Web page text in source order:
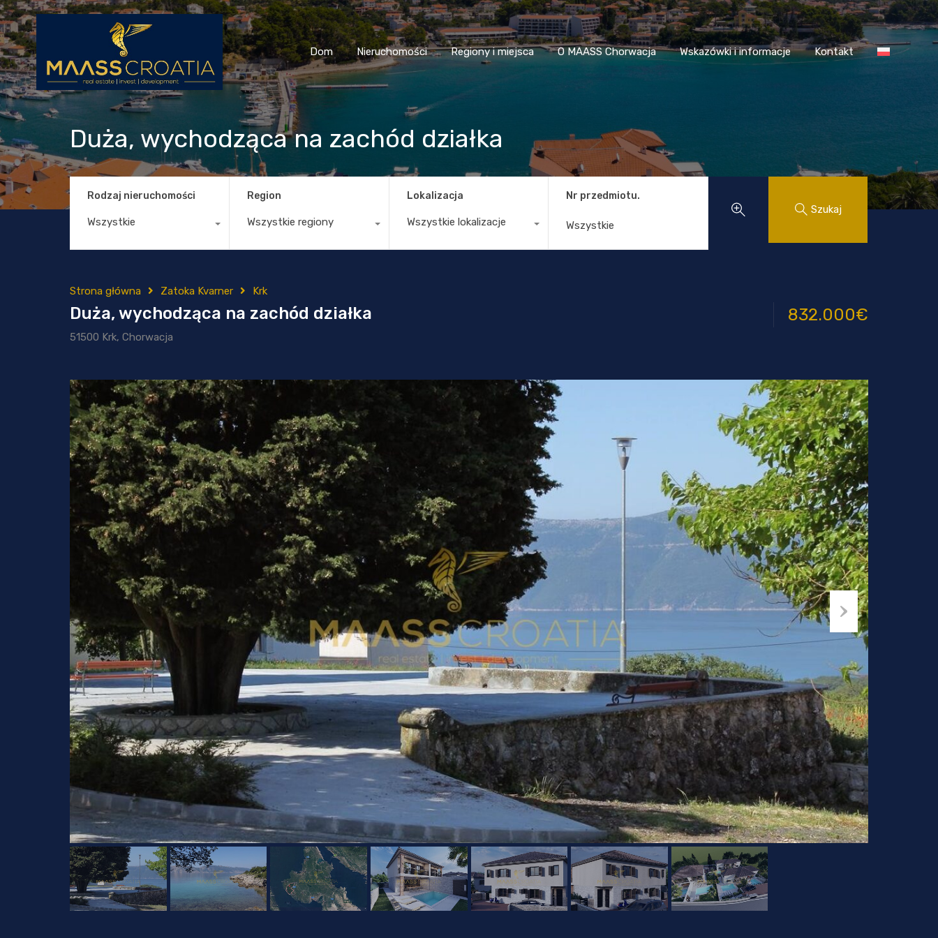
Dom Nieruchomości Regiony i miejsca O MAASS Chorwacja Wskazówki i informacje Kontakt
Dom Nieruchomości Regiony i miejsca O MAASS Chorwacja Wskazówki i informacje Kontakt
Duża, wychodząca na zachód działka
Rodzaj nieruchomości
Wszystkie
Region
Wszystkie regiony
Lokalizacja
Wszystkie lokalizacje
Nr przedmiotu.
Szukaj
Strona główna Zatoka Kvarner Krk
Duża, wychodząca na zachód działka
51500 Krk, Chorwacja
832.000€